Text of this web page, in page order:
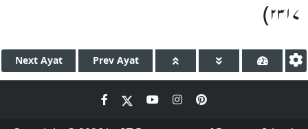
۲۳۱۷)
Next Ayat Prev Ayat